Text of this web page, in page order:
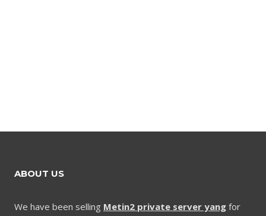
ABOUT US
We have been selling Metin2 private server yang for